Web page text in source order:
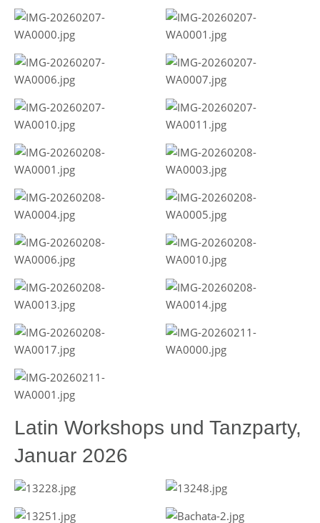
Latin Workshops und Tanzparty,
Januar 2026